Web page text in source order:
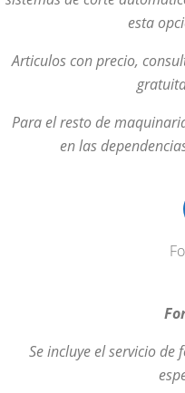
esta
Articulos con precio,
Para el resto de
en las
Se incluye el servicio